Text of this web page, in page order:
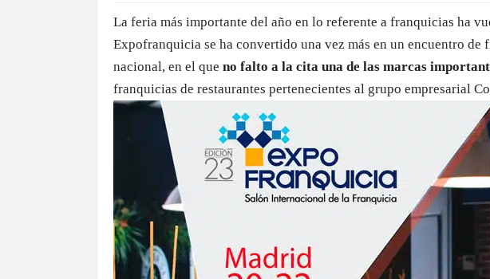
La feria más importante del año en lo referente a franquicias ha
Expofranquicia se ha convertido una vez más en un encuentro
nacional, en el que no falto a la cita una de las marcas
franquicias de restaurantes pertenecientes al grupo empresarial